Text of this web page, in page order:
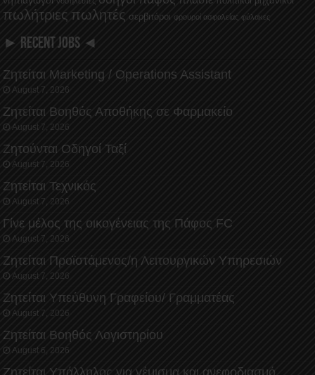
πωλήτριες πωλητές σερβιτόροι φρουροί ασφαλείας φύλακες
► RECENT JOBS ◄
Ζητείται Marketing / Operations Assistant
August 7, 2026
Ζητείται Βοηθός Αποθήκης σε Φαρμακείο
August 7, 2026
Ζητούνται Οδηγοί Ταξί
August 7, 2026
Ζητείται Τεχνικός
August 7, 2026
Γίνε μέλος της οικογένειας της Πάφος FC
August 7, 2026
Ζητείται Προϊστάμενος/η Λειτουργικών Υπηρεσιών
August 7, 2026
Ζητείται Υπεύθυνη Γραφείου/ Γραμματέας
August 7, 2026
Ζητείται Βοηθός Λογιστηρίου
August 6, 2026